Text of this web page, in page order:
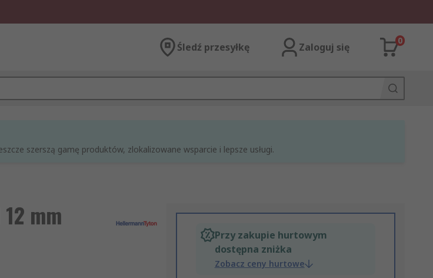
Śledź przesyłkę Zaloguj się
0
szerszą gamę produktów, zlokalizowane wsparcie i lepsze usługi.
mm
Przy zakupie hurtowym
dostępna zniżka
Zobacz ceny hurtowe